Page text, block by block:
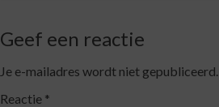
Geef een reactie
Je e-mailadres wordt niet gepubliceerd.
Reactie *